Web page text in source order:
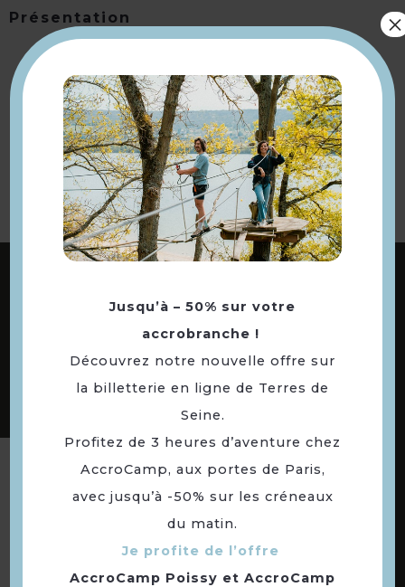
Présentation
Retourner
à la sélection
ABONNEZ-VOUS À NOTRE NEWSLETTER
DE NOTRE TERRITOIRE
Suivez-nous
Jusqu’à – 50% sur votre
accrobranche !
Découvrez notre nouvelle offre sur
la billetterie en ligne de Terres de
Seine.
Profitez de 3 heures d’aventure chez
AccroCamp, aux portes de Paris,
avec jusqu’à -50% sur les créneaux
du matin.
Je profite de l’offre
AccroCamp Poissy et AccroCamp
×